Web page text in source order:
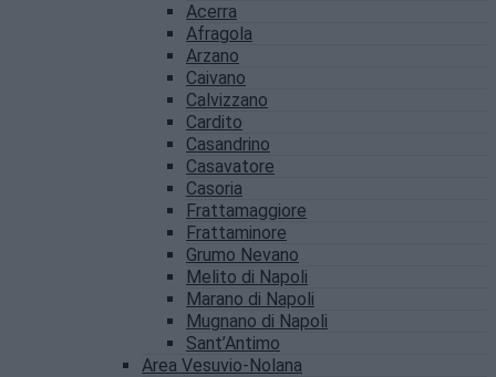
Acerra
Afragola
Arzano
Caivano
Calvizzano
Cardito
Casandrino
Casavatore
Casoria
Frattamaggiore
Frattaminore
Grumo Nevano
Melito di Napoli
Marano di Napoli
Mugnano di Napoli
Sant’Antimo
Area Vesuvio-Nolana